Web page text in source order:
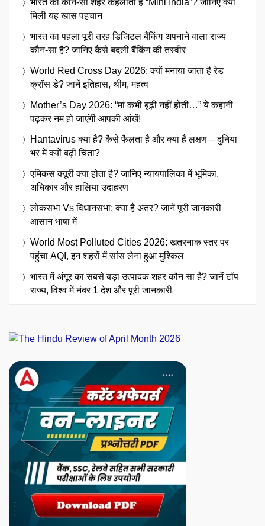
मिली यह खास पहचान
भारत का पहला पूरी तरह डिजिटल बैंकिंग अपनाने वाला राज्य
कौन-सा है? जानिए कैसे बदली बैंकिंग की तस्वीर
World Red Cross Day 2026: क्यों मनाया जाता है रेड
क्रॉस डे? जानें इतिहास, थीम, महत्व
Mother’s Day 2026: “मां कभी बूढ़ी नहीं होती…” ये कहानी
पढ़कर नम हो जाएंगी आपकी आंखें!
Hantavirus क्या है? कैसे फैलता है और क्या हैं लक्षण – दुनिया
भर में क्यों बढ़ी चिंता?
एमिकस क्यूरी क्या होता है? जानिए न्यायपालिका में भूमिका,
अधिकार और हालिया उदाहरण
लोकसभा Vs विधानसभा: क्या है अंतर? जानें पूरी जानकारी
आसान भाषा में
World Most Polluted Cities 2026: खतरनाक स्तर पर
पहुंचा AQI, इन शहरों में सांस लेना हुआ मुश्किल
भारत में अंगूर का सबसे बड़ा उत्पादक शहर कौन सा है? जानें टॉप
राज्य, विश्व में नंबर 1 देश और पूरी जानकारी